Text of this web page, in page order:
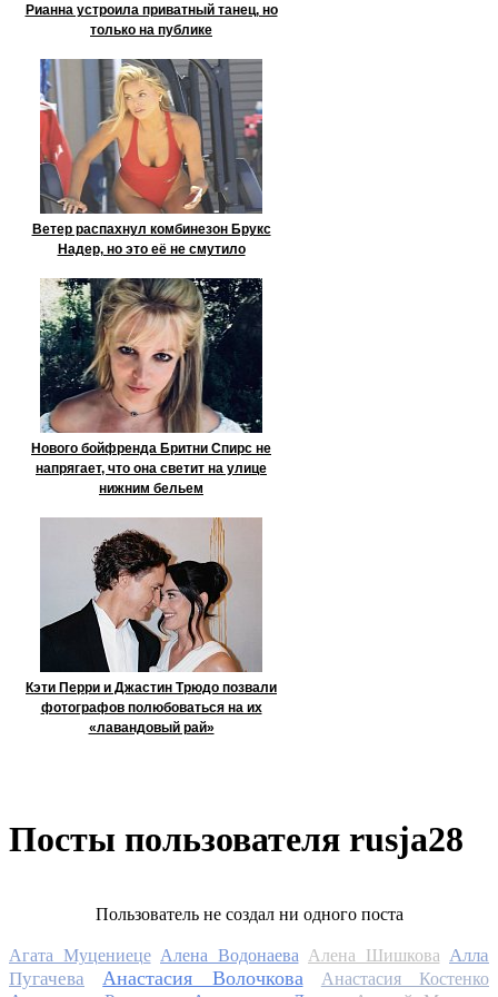
Рианна устроила приватный танец, но
только на публике
Ветер распахнул комбинезон Брукс
Надер, но это её не смутило
Нового бойфренда Бритни Спирс не
напрягает, что она светит на улице
нижним бельем
Кэти Перри и Джастин Трюдо позвали
фотографов полюбоваться на их
«лавандовый рай»
Посты пользователя rusja28
Пользователь не создал ни одного поста
Агата Муцениеце Алена Водонаева Алена Шишкова Алла
Пугачева
Анастасия Волочкова Анастасия Костенко